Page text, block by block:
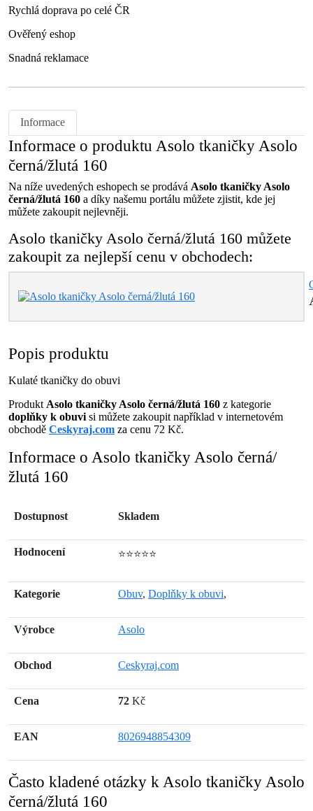
Rychlá doprava po celé ČR
Ověřený eshop
Snadná reklamace
Informace
Informace o produktu Asolo tkaničky Asolo
černá/žlutá 160
Na níže uvedených eshopech se prodává Asolo tkaničky Asolo
černá/žlutá 160 a díky našemu portálu můžete zjistit, kde jej
můžete zakoupit nejlevněji.
Asolo tkaničky Asolo černá/žlutá 160 můžete
zakoupit za nejlepší cenu v obchodech:
Popis produktu
Kulaté tkaničky do obuvi
Produkt Asolo tkaničky Asolo černá/žlutá 160 z kategorie
doplňky k obuvi si můžete zakoupit například v internetovém
obchodě Ceskyraj.com za cenu 72 Kč.
Informace o Asolo tkaničky Asolo černá/
žlutá 160
Dostupnost Skladem
Hodnocení ⭐⭐⭐⭐⭐
Kategorie Obuv, Doplňky k obuvi,
Výrobce Asolo
Obchod Ceskyraj.com
Cena 72 Kč
EAN 8026948854309
Často kladené otázky k Asolo tkaničky Asolo
černá/žlutá 160